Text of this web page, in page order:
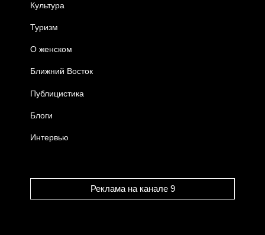
Культура
Туризм
О женском
Ближний Восток
Публицистика
Блоги
Интервью
Реклама на канале 9